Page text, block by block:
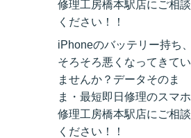
修理工房橋本駅店にご相談
ください！！
iPhoneのバッテリー持ち、
そろそろ悪くなってきてい
ませんか？データそのま
ま・最短即日修理のスマホ
修理工房橋本駅店にご相談
ください！！